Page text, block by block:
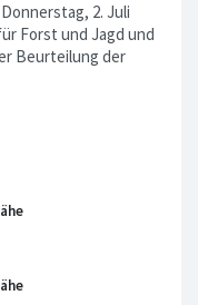
2. Juli
Forst und Jagd und
Beurteilung der